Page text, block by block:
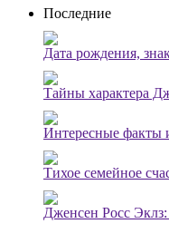
Последние
Дата рождения,
Тайны характера
Интересные факты
Тихое семейное
Дженсен Росс